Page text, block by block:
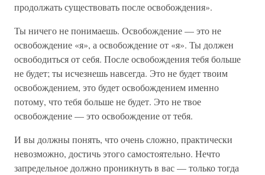
продолжать существовать после освобождения».
Ты ничего не понимаешь. Освобождение — это не
освобождение «я», а освобождение от «я». Ты должен
освободиться от себя. После освобождения тебя больше
не будет; ты исчезнешь навсегда. Это не будет твоим
освобождением, это будет освобождением именно
потому, что тебя больше не будет. Это не твое
освобождение — это освобождение от тебя.
И вы должны понять, что очень сложно, практически
невозможно, достичь этого самостоятельно. Нечто
запредельное должно проникнуть в вас — только тогда